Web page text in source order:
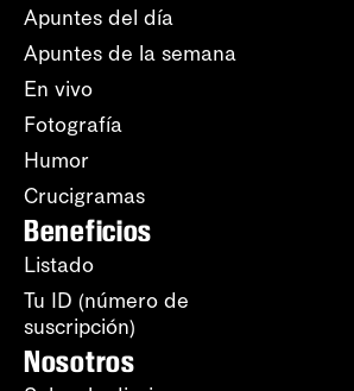
Apuntes del día
Apuntes de la semana
En vivo
Fotografía
Humor
Crucigramas
Beneficios
Listado
Tu ID (número de
suscripción)
Nosotros